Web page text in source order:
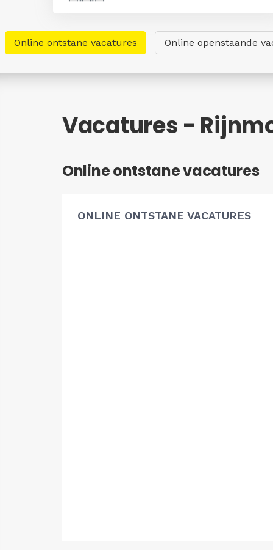
Online ontstane vacatures Online openstaande
Vacatures -
Online ontstane vacatures
ONLINE ONTSTANE VACATURES